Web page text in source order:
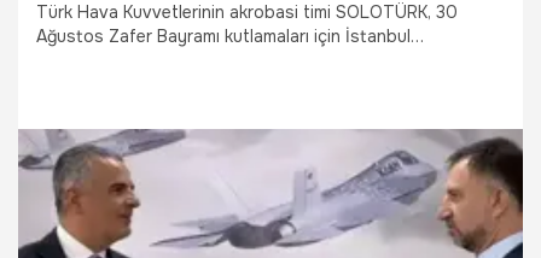
Türk Hava Kuvvetlerinin akrobasi timi SOLOTÜRK, 30
Ağustos Zafer Bayramı kutlamaları için İstanbul
30.08.2024 Gündem